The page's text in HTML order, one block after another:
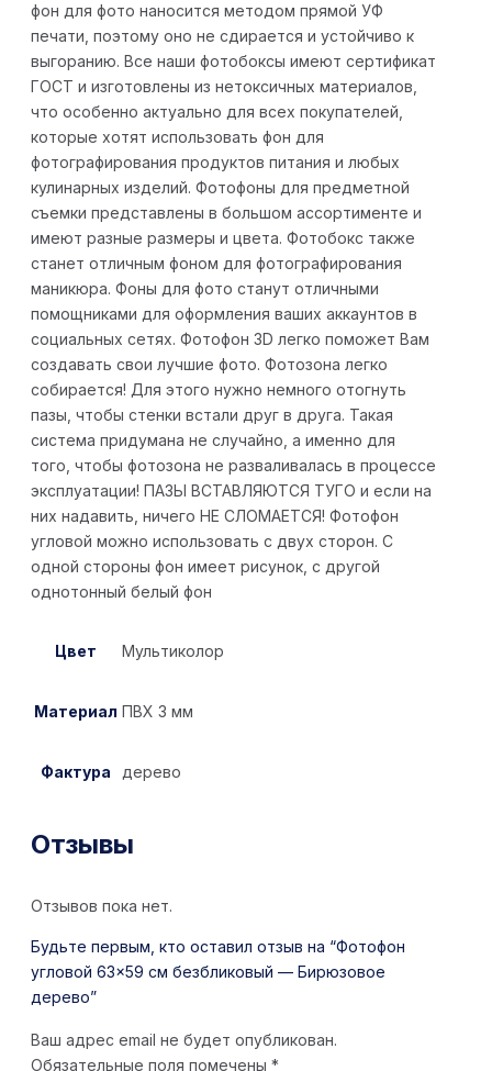
фон для фото наносится методом прямой УФ
печати, поэтому оно не сдирается и устойчиво к
выгоранию. Все наши фотобоксы имеют сертификат
ГОСТ и изготовлены из нетоксичных материалов,
что особенно актуально для всех покупателей,
которые хотят использовать фон для
фотографирования продуктов питания и любых
кулинарных изделий. Фотофоны для предметной
съемки представлены в большом ассортименте и
имеют разные размеры и цвета. Фотобокс также
станет отличным фоном для фотографирования
маникюра. Фоны для фото станут отличными
помощниками для оформления ваших аккаунтов в
социальных сетях. Фотофон 3D легко поможет Вам
создавать свои лучшие фото. Фотозона легко
собирается! Для этого нужно немного отогнуть
пазы, чтобы стенки встали друг в друга. Такая
система придумана не случайно, а именно для
того, чтобы фотозона не разваливалась в процессе
эксплуатации! ПАЗЫ ВСТАВЛЯЮТСЯ ТУГО и если на
них надавить, ничего НЕ СЛОМАЕТСЯ! Фотофон
угловой можно использовать с двух сторон. С
одной стороны фон имеет рисунок, с другой
однотонный белый фон
Цвет Мультиколор
Материал ПВХ 3 мм
Фактура дерево
Отзывы
Отзывов пока нет.
Будьте первым, кто оставил отзыв на “Фотофон
угловой 63×59 см безбликовый — Бирюзовое
дерево”
Ваш адрес email не будет опубликован.
Обязательные поля помечены *